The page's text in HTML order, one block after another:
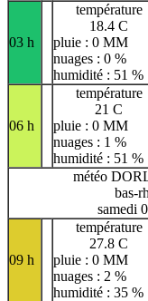
03 h
température
18.4 C
pluie : 0 MM
nuages : 0 %
humidité : 51 %
06 h
température
21 C
pluie : 0 MM
nuages : 1 %
humidité : 51 %
météo
bas-
samedi
09 h
température
27.8 C
pluie : 0 MM
nuages : 2 %
humidité : 35 %